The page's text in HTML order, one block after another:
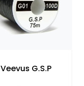
Veevus G.S.P